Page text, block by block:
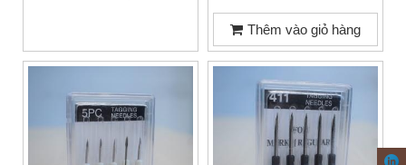
Thêm vào giỏ hàng